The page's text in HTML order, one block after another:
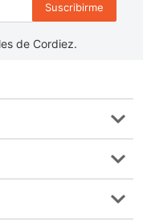
Suscribirme
de Cordiez.